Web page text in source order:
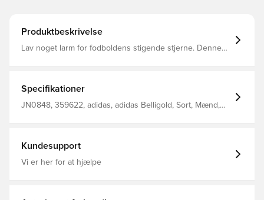
Produktbeskrivelse
Lav noget larm for fodboldens stigende stjerne. Denne
eller joggere til at slappe af. Single jersey i bomuld holder
tingene kølige og behagelige, mens du repræsenterer.
Regelmæssig pasform Ribbet rund hals 100% bomuld
Specifikationer
JN0848, 359622, adidas, adidas Belligold, Sort, Mænd,
Kundesupport
Vi er her for at hjælpe